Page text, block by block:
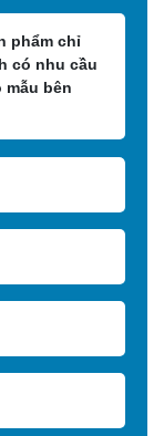
phẩm chỉ
có nhu cầu
bên